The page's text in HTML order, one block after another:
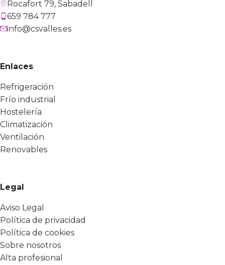
Rocafort 79, Sabadell
659 784 777
info@csvalles.es
Enlaces
Refrigeración
Frío industrial
Hostelería
Climatización
Ventilación
Renovables
Legal
Aviso Legal
Política de privacidad
Política de cookies
Sobre nosotros
Alta profesional